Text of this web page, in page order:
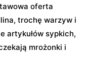
oferta
trochę warzyw i
artykułów sypkich,
mrożonki i